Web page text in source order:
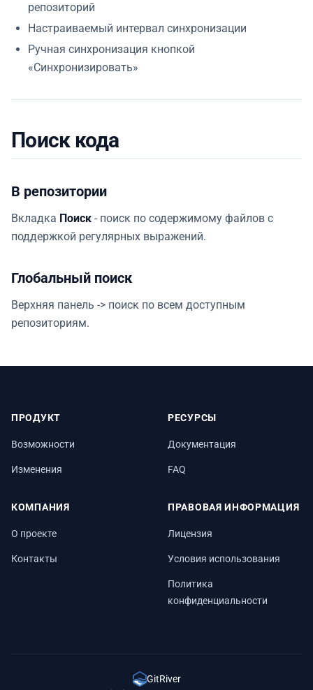
репозиторий
Настраиваемый интервал синхронизации
Ручная синхронизация кнопкой
«Синхронизировать»
Поиск кода
В репозитории
Вкладка Поиск - поиск по содержимому файлов с
поддержкой регулярных выражений.
Глобальный поиск
Верхняя панель -> поиск по всем доступным
репозиториям.
ПРОДУКТ
Возможности
Изменения
РЕСУРСЫ
Документация
FAQ
КОМПАНИЯ
О проекте
Контакты
ПРАВОВАЯ ИНФОРМАЦИЯ
Лицензия
Условия использования
Политика
конфиденциальности
GitRiver